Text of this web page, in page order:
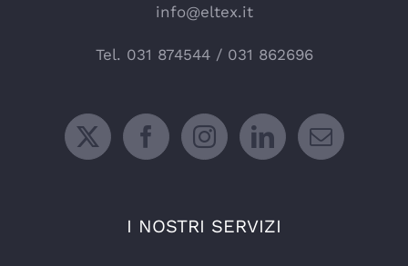
info@eltex.it
Tel. 031 874544/ 031 862696
I NOSTRI SERVIZI